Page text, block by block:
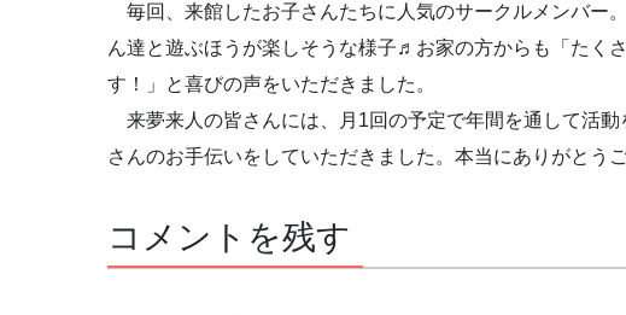
毎回、来館したお子さんたちに人気のサークルメンバー
ん達と遊ぶほうが楽しそうな様子♬お家の方からも「たく
す！」と喜びの声をいただきました。
来夢来人の皆さんには、月1回の予定で年間を通して活動
さんのお手伝いをしていただきました。本当にありがとう
コメントを残す